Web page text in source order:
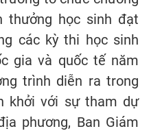
thưởng học sinh đạt
các kỳ thi học sinh
gia và quốc tế năm
trình diễn ra trong
khởi với sự tham dự
phương, Ban Giám